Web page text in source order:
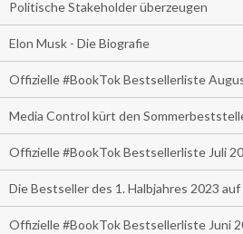
Politische Stakeholder überzeugen
Elon Musk - Die Biografie
Offizielle #BookTok Bestsellerliste
Media Control kürt den
Offizielle #BookTok Bestsellerliste Juli
Die Bestseller des 1. Halbjahres 2023
Offizielle #BookTok Bestsellerliste Juni